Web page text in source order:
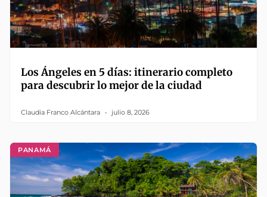
Los Ángeles en 5 días: itinerario completo
para descubrir lo mejor de la ciudad
Claudia Franco Alcántara julio 8, 2026
PANAMÁ